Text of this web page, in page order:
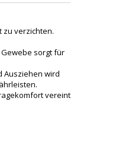
zu verzichten.
sorgt für
Ausziehen wird
vereint